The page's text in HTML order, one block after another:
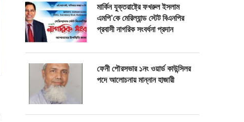
মার্কিন যুক্তরাষ্ট্রে ফখরুল ইসলাম
এমপি’কে মেরিল্যান্ড স্টেট বিএনপির
প্রবাসী নাগরিক সংবর্ধনা প্রদান
ফেনী পৌরসভার ১নং ওয়ার্ড কাউন্সিলর
পদে আলোচনায় মান্নান হাজারী